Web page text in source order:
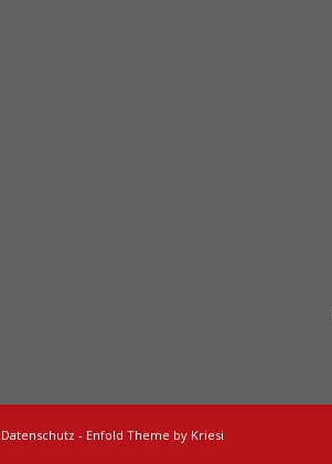
Datenschutz - Enfold Theme by Kriesi